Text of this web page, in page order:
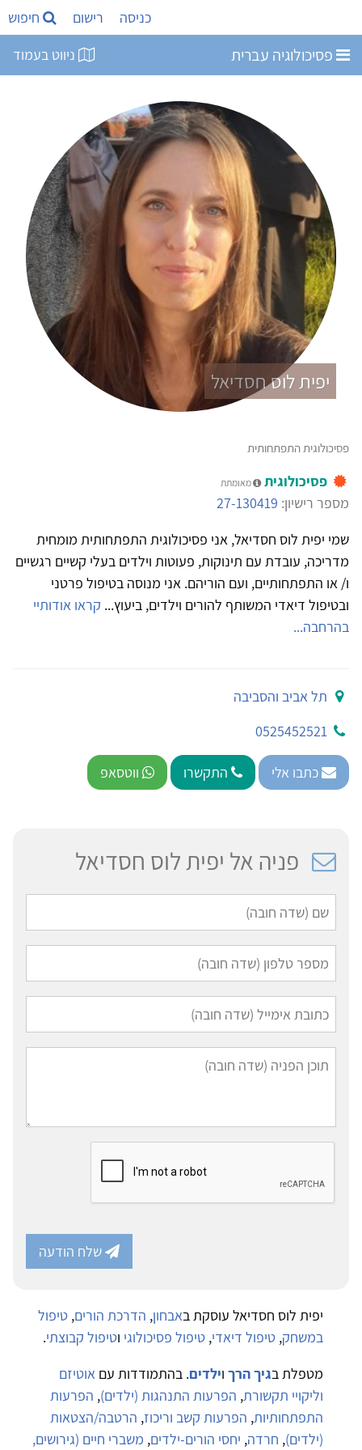
כניסה רישום חיפוש
פסיכולוגיה עברית ניווט בעמוד
יפית לוס חסדיאל
פסיכולוגית התפתחותית
פסיכולוגית מאומתת
מספר רישיון: 27-130419
שמי יפית לוס חסדיאל, אני פסיכולוגית התפתחותית מומחית
מדריכה, עובדת עם תינוקות, פעוטות וילדים בעלי קשיים רגשיים
ו/ או התפתחותיים, ועם הוריהם. אני מנוסה בטיפול פרטני
ובטיפול דיאדי המשותף להורים וילדים, ביעוץ... קראו אודותיי
בהרחבה...
תל אביב והסביבה
0525452521
כתבו אלי התקשרו ווטסאפ
פניה אל יפית לוס חסדיאל
שלח הודעה
יפית לוס חסדיאל עוסקת באבחון, הדרכת הורים, טיפול
במשחק, טיפול דיאדי, טיפול פסיכולוגי וטיפול קבוצתי.
מטפלת בגיך הרך וילדים. בהתמודדות עם אוטיזם
וליקויי תקשורת, הפרעות התנהגות (ילדים), הפרעות
התפתחותיות, הפרעות קשב וריכוז, הרטבה/הצטאות
(ילדים), חרדה, יחסי הורים-ילדים, משברי חיים (גירושים,